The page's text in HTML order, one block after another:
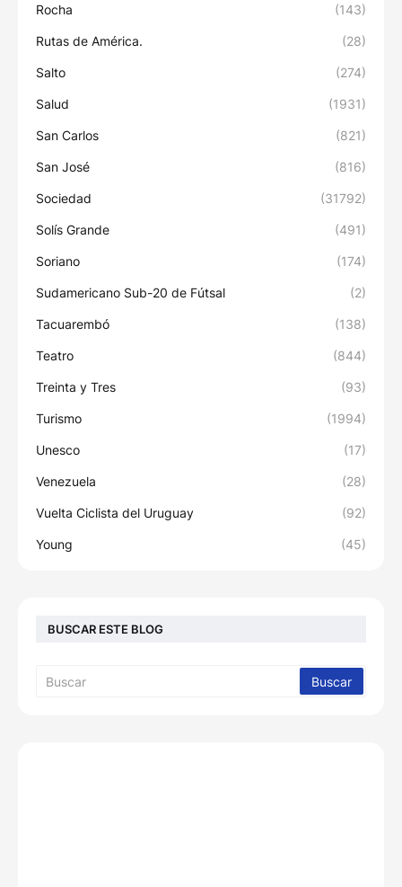
Rocha (143)
Rutas de América. (28)
Salto (274)
Salud (1931)
San Carlos (821)
San José (816)
Sociedad (31792)
Solís Grande (491)
Soriano (174)
Sudamericano Sub-20 de Fútsal (2)
Tacuarembó (138)
Teatro (844)
Treinta y Tres (93)
Turismo (1994)
Unesco (17)
Venezuela (28)
Vuelta Ciclista del Uruguay (92)
Young (45)
BUSCAR ESTE BLOG